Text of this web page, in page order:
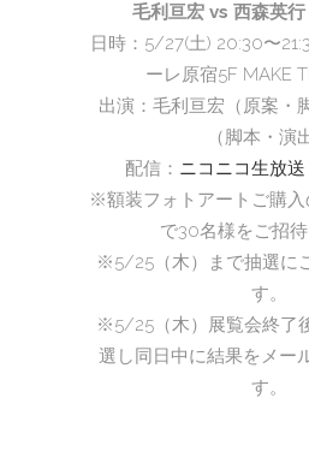
毛利亘宏 vs 西森英
日時：5/27(土) 20:30〜
ーレ原宿5F MAKE
出演：毛利亘宏（原案・
（脚本・演
配信： ニコニコ生放送
※額装フォトアートご購入
で30名様をご招待
※5/25（木）まで抽選に
す。
※5/25（木）展覧会終了
選し同日中に結果をメー
す。